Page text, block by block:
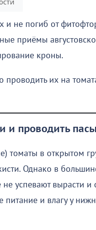
и не погиб от
приёмы
кроны.
их на
и проводить
томаты в открытом
Однако в
успевают вырасти и
и влагу у